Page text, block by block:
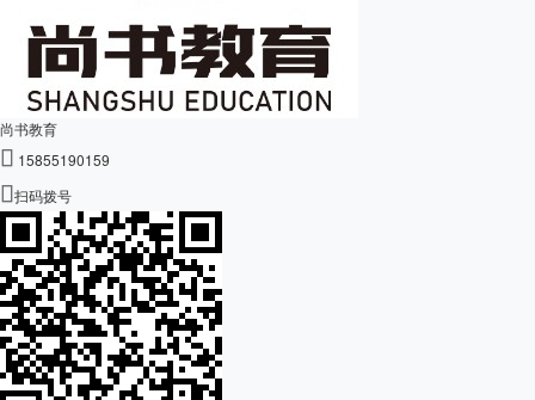
尚书教育
 15855190159
扫码拨号